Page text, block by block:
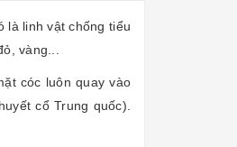
là linh vật chống tiểu
vàng...
cóc luôn quay vào
cổ Trung quốc).